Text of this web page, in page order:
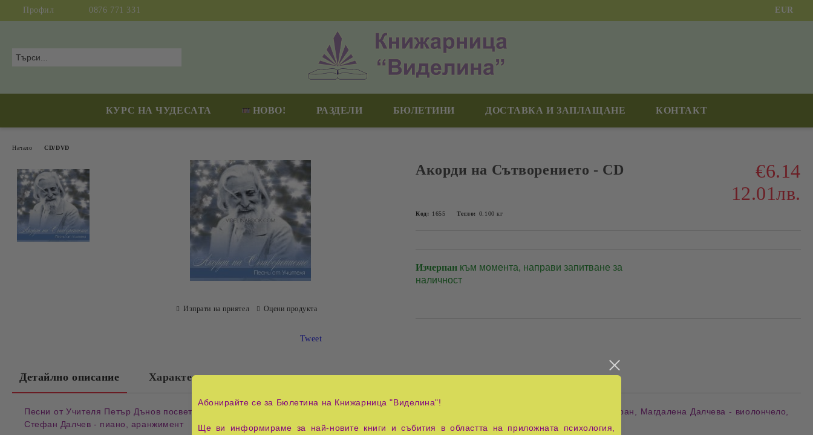
Профил 0876 771 331 EUR
КУРС НА ЧУДЕСАТА НОВО! РАЗДЕЛИ БЮЛЕТИНИ ДОСТАВКА И ЗАПЛАЩАНЕ КОНТАКТ
Начало CD/DVD
Акорди на Сътворението - CD
€6.14
12.01лв.
Код: 1655 Тегло: 0.100 кг
Изчерпан към момента, направи запитване за
наличност
Изпрати на приятел Оцени продукта
Tweet
Детайлно описание Характеристики
Песни от Учителя Петър Дънов посветени на Живата Природа. В изпълнение на: Гиргина Гиргинова - сопран, Пламена Гиргинова - сопран, Магдалена Далчева - виолончело,
Стефан Далчев - пиано, аранжимент
Абонирайте се за Бюлетина на Книжарница "Виделина"!
Ще ви информираме за най-новите книги и събития в областта на приложната психология,